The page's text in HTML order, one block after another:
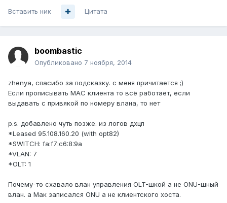
Вставить ник Цитата
boombastic
Опубликовано 7 ноября, 2014
zhenya, спасибо за подсказку. с меня причитается ;)
Если прописывать MAC клиента то всё работает, если
выдавать с привякой по номеру влана, то нет
p.s. добавлено чуть позже. из логов дхцп
*Leased 95.108.160.20 (with opt82)
*SWITCH: fa:f7:c6:8:9a
*VLAN: 7
*OLT: 1
Почему-то схавало влан управления OLT-шкой а не ONU-шный
влан. а Мак записался ONU а не клиентского хоста.